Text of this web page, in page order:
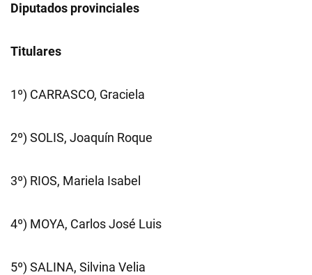
Diputados provinciales
Titulares
1º) CARRASCO, Graciela
2º) SOLIS, Joaquín Roque
3º) RIOS, Mariela Isabel
4º) MOYA, Carlos José Luis
5º) SALINA, Silvina Velia